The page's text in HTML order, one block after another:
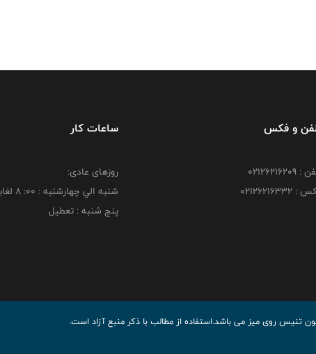
و فکس ساعات کار
روزهای عادی:
شنبه الي چهارشنبه : 00: 8 لغايت 16:00
پنج شنبه : تعطیل
روی میز می باشد.استفاده از مطالب با ذكر منبع آزاد است.